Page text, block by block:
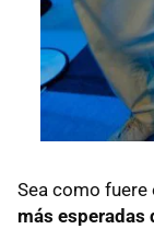
Sea como
más esperadas